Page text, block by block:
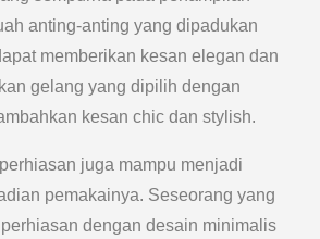
anting-anting yang dipadukan
memberikan kesan elegan dan
gelang yang dipilih dengan
kesan chic dan stylish.
juga mampu menjadi
pemakainya. Seseorang yang
dengan desain minimalis